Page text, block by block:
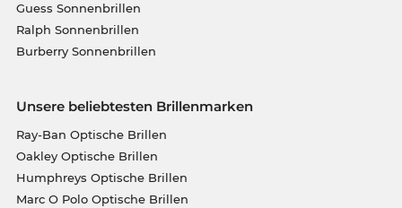
Guess Sonnenbrillen
Ralph Sonnenbrillen
Burberry Sonnenbrillen
Unsere beliebtesten Brillenmarken
Ray-Ban Optische Brillen
Oakley Optische Brillen
Humphreys Optische Brillen
Marc O Polo Optische Brillen